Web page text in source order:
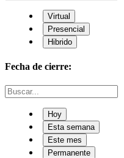
Virtual
Presencial
Hibrido
Fecha de cierre:
Hoy
Esta semana
Este mes
Permanente